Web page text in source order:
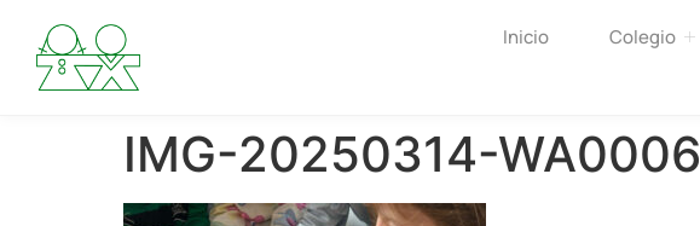
Inicio Colegio
IMG-20250314-WA0006